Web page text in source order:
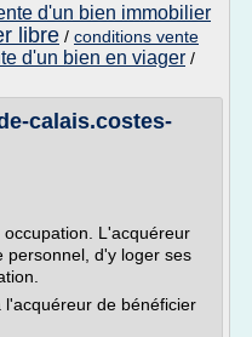
d'un bien immobilier
libre / conditions vente
d'un bien en viager /
calais.costes-
L'acquéreur
personnel, d'y loger ses
de bénéficier